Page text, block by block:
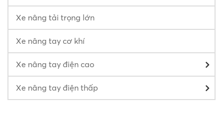
Xe nâng tải trọng lớn
Xe nâng tay cơ khí
Xe nâng tay điện cao
Xe nâng tay điện thấp